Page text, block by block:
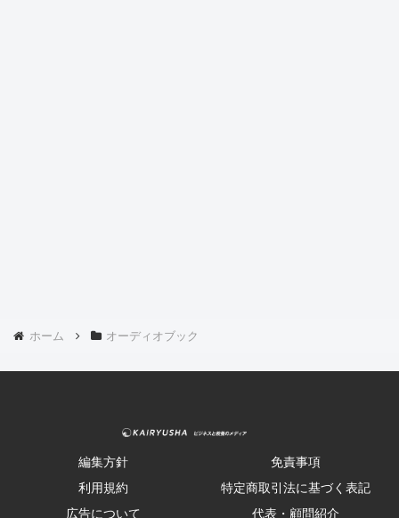
ホーム オーディオブック
編集方針
免責事項
利用規約
特定商取引法に基づく表記
広告について
代表・顧問紹介